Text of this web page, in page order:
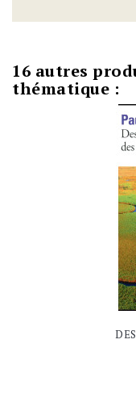
16 autres
thématique :